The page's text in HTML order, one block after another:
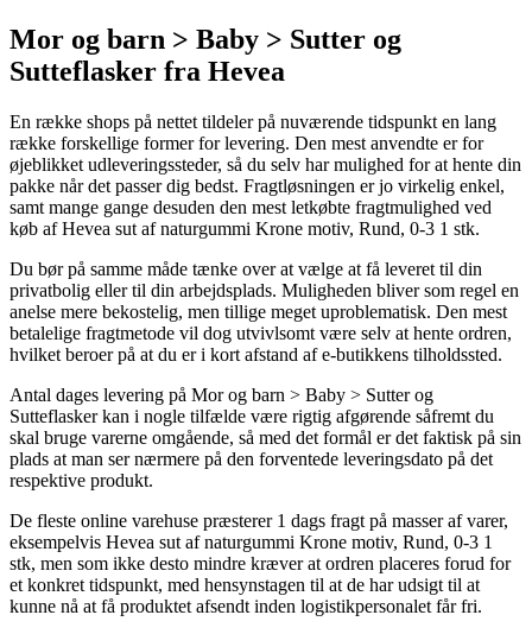
Mor og barn > Baby > Sutter og
Sutteflasker fra Hevea
En række shops på nettet tildeler på nuværende tidspunkt en lang
række forskellige former for levering. Den mest anvendte er for
øjeblikket udleveringssteder, så du selv har mulighed for at hente din
pakke når det passer dig bedst. Fragtløsningen er jo virkelig enkel,
samt mange gange desuden den mest letkøbte fragtmulighed ved
køb af Hevea sut af naturgummi Krone motiv, Rund, 0-3 1 stk.
Du bør på samme måde tænke over at vælge at få leveret til din
privatbolig eller til din arbejdsplads. Muligheden bliver som regel en
anelse mere bekostelig, men tillige meget uproblematisk. Den mest
betalelige fragtmetode vil dog utvivlsomt være selv at hente ordren,
hvilket beroer på at du er i kort afstand af e-butikkens tilholdssted.
Antal dages levering på Mor og barn > Baby > Sutter og
Sutteflasker kan i nogle tilfælde være rigtig afgørende såfremt du
skal bruge varerne omgående, så med det formål er det faktisk på sin
plads at man ser nærmere på den forventede leveringsdato på det
respektive produkt.
De fleste online varehuse præsterer 1 dags fragt på masser af varer,
eksempelvis Hevea sut af naturgummi Krone motiv, Rund, 0-3 1
stk, men som ikke desto mindre kræver at ordren placeres forud for
et konkret tidspunkt, med hensynstagen til at de har udsigt til at
kunne nå at få produktet afsendt inden logistikpersonalet får fri.